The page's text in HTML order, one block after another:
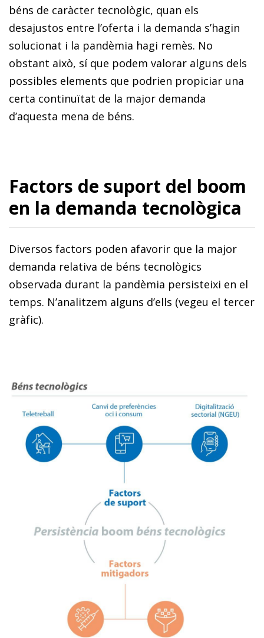
béns de caràcter tecnològic, quan els
desajustos entre l’oferta i la demanda s’hagin
solucionat i la pandèmia hagi remès. No
obstant això, sí que podem valorar alguns dels
possibles elements que podrien propiciar una
certa continuïtat de la major demanda
d’aquesta mena de béns.
Factors de suport del boom
en la demanda tecnològica
Diversos factors poden afavorir que la major
demanda relativa de béns tecnològics
observada durant la pandèmia persisteixi en el
temps. N’analitzem alguns d’ells (vegeu el tercer
gràfic).